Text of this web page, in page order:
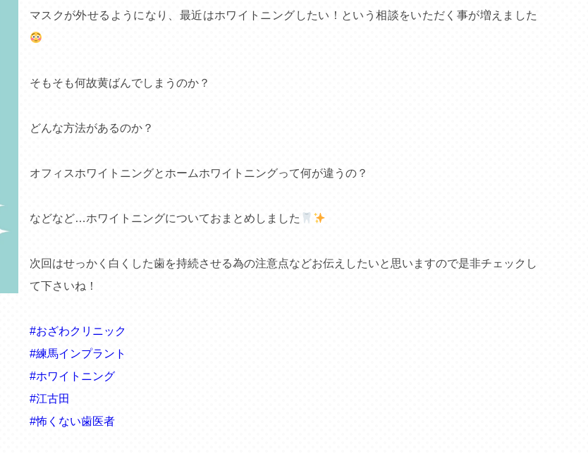
マスクが外せるようになり、最近はホワイトニングしたい！という相談をいただく事が増えました
そもそも何故黄ばんでしまうのか？
どんな方法があるのか？
オフィスホワイトニングとホームホワイトニングって何が違うの？
などなど…ホワイトニングについておまとめしました
次回はせっかく白くした歯を持続させる為の注意点などお伝えしたいと思いますので是非チェックし
て下さいね！
#おざわクリニック
#練馬インプラント
#ホワイトニング
#江古田
#怖くない歯医者